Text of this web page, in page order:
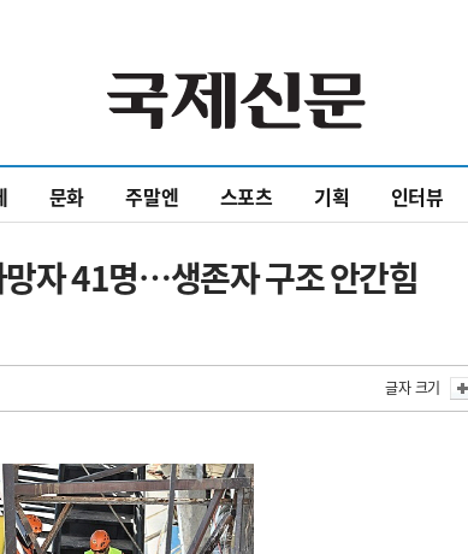
문화 주말엔 스포츠 기획 인터뷰
자 41명…생존자 구조 안간힘
글자 크기